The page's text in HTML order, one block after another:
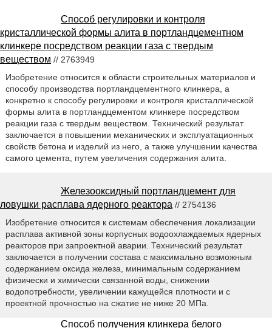
Способ регулировки и контроля
кристаллической формы алита в портландцементном
клинкере посредством реакции газа с твердым
веществом // 2763949
Изобретение относится к области строительных материалов и
способу производства портландцементного клинкера, а
конкретно к способу регулировки и контроля кристаллической
формы алита в портландцементом клинкере посредством
реакции газа с твердым веществом. Технический результат
заключается в повышении механических и эксплуатационных
свойств бетона и изделий из него, а также улучшении качества
самого цемента, путем увеличения содержания алита.
Железооксидный портландцемент для
ловушки расплава ядерного реактора // 2754136
Изобретение относится к системам обеспечения локализации
расплава активной зоны корпусных водоохлаждаемых ядерных
реакторов при запроектной аварии. Технический результат
заключается в получении состава с максимально возможным
содержанием оксида железа, минимальным содержанием
физически и химически связанной воды, снижении
водопотребности, увеличении кажущейся плотности и с
проектной прочностью на сжатие не ниже 20 МПа.
Способ получения клинкера белого